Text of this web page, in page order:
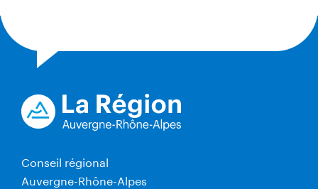
Conseil régional
Auvergne-Rhône-Alpes